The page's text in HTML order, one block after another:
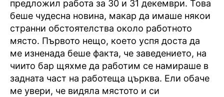
предложил работа за 30 и 31 декември. Това
беше чудесна новина, макар да имаше някои
странни обстоятелства около работното
място. Първото нещо, което успя доста да
ме изненада беше факта, че заведението, на
чиито бар щяхме да работим се намираше в
задната част на работеща църква. Ели обаче
ме увери, че видяла мястото и си